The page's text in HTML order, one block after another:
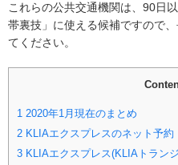
これらの公共交通機関は、90日
帯裏技」に使える候補ですので
てください。
1 2020年1月現在のまとめ
2 KLIAエクスプレスのネット予約
3 KLIAエクスプレス(KLIAトラン